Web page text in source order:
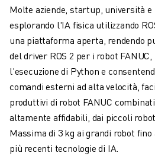
HARDWARE ROBOSHOT
SOFTWARE ROBOSHOT
ROBOSHOT SOSTENIBILITÀ
PACCHETTO ROBOTICA ROBOSHOT
MANUTENZIONE PREVENTIVA DI
COSTO TOTALE DI PROPRIETÀ
MACCHINE PER ELETTROEROSIONE A
ROBOCUT MACCHINE PER
ROBOCUT HARDWARE
SOFTWARE ROBOCUT
Molte aziende, startup, università
esplorando l'IA fisica utilizzando
una piattaforma aperta, rendendo
del driver ROS 2 per i robot
l'esecuzione di Python e
comandi esterni ad alta velocità,
produttivi di robot FANUC
altamente affidabili, dai piccoli
Massima di 3 kg ai grandi robot
più recenti tecnologie di IA.